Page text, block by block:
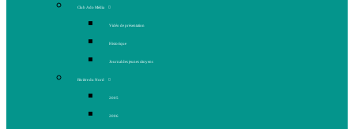
Club Ado Média
Vidéo de présentation
Historique
Journal des jeunes citoyens
Rivière du Nord
2005
2006